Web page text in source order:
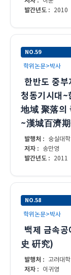
발간년도 : 2010
NO.59
학위논문>박사
한반도 중
청동기시대
地域 聚落의
~漢城百濟
발행처 : 숭실대
저자 : 송만영
발간년도 : 2011
NO.58
학위논문>박사
백제 금속
史 硏究)
발행처 : 고려대
저자 : 이귀영